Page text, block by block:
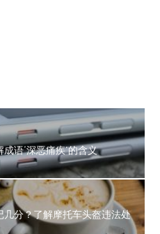
语‘深恶痛疾’的含义
分？了解摩托车头盔违法处